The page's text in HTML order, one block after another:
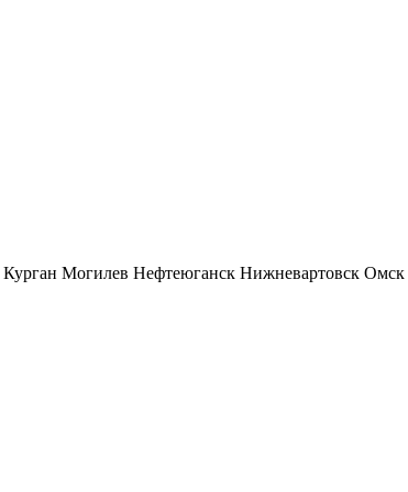
Курган Могилев Нефтеюганск Нижневартовск Омск